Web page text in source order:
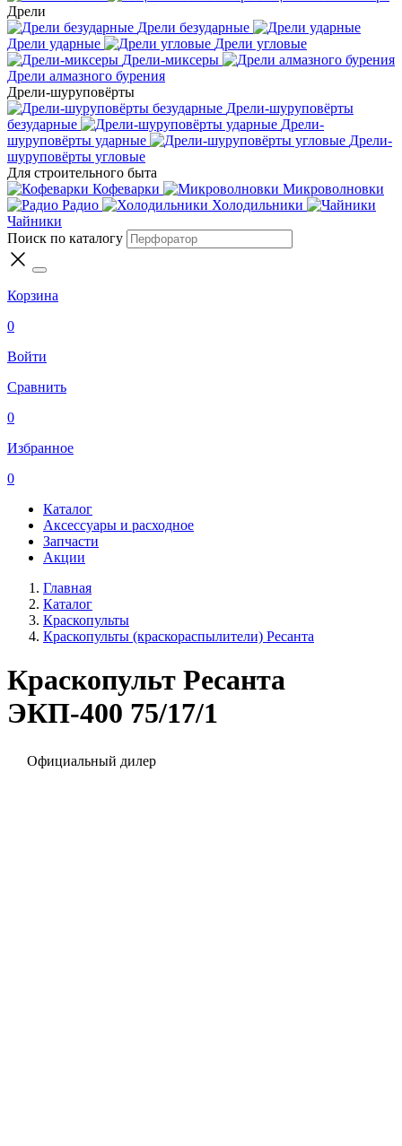
Дрели
Дрели безударные
Дрели ударные
Дрели угловые
Дрели-миксеры
Дрели алмазного бурения
Дрели-шуруповёрты
Дрели-шуруповёрты
безударные
Дрели-
шуруповёрты ударные
Дрели-
шуруповёрты угловые
Для строительного быта
Кофеварки
Микроволновки
Радио
Холодильники
Чайники
Поиск по каталогу
Корзина
0
Войти
Сравнить
0
Избранное
0
Каталог
Аксессуары и расходное
Запчасти
Акции
Главная
Каталог
Краскопульты
Краскопульты (краскораспылители) Ресанта
Краскопульт Ресанта
ЭКП-400 75/17/1
Официальный дилер